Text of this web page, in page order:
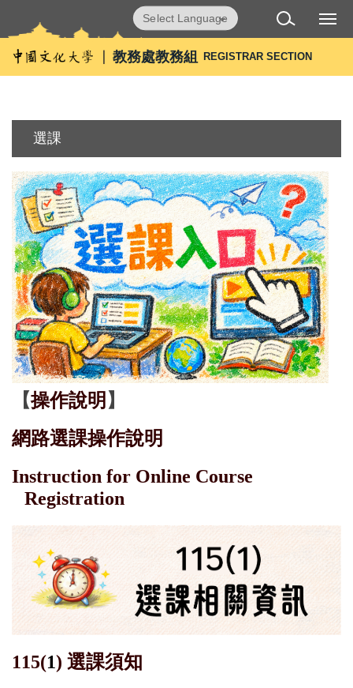
到
主
教務處教務組 REGISTRAR SECTION
Translate
選課
【操作說明 】
網路選課操作說明
Instruction for Online Course
Registration
115(1) 選課須知